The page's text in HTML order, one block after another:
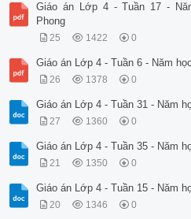
Giáo án Lớp 4 - Tuần 17 -
Phong
25 1422 0
Giáo án Lớp 4 - Tuần 6 - Năm
26 1378 0
Giáo án Lớp 4 - Tuần 31 - Năm
27 1360 0
Giáo án Lớp 4 - Tuần 35 - Năm
21 1350 0
Giáo án Lớp 4 - Tuần 15 - Năm
20 1346 0